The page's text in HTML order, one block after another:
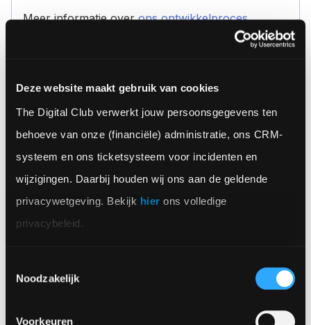
Deze website maakt gebruik van cookies
The Digital Club verwerkt jouw persoonsgegevens ten
behoeve van onze (financiële) administratie, ons CRM-
systeem en ons ticketsysteem voor incidenten en
wijzigingen. Daarbij houden wij ons aan de geldende
privacywetgeving. Bekijk hier ons volledige
privacybeleid.
Noodzakelijk
Voorkeuren
Meer informatie overons ontwikkelproces
Hoe krijg ik updates over mijn
project?
Elke twee weken plannen we een retrospectieve
waarin we gezamenlijk de status en de huidige
werkzaamheden bespreken. Dit is het moment
waarop jij ons van feedback kunt voorzien. Zo
houden we de stip aan de horizon helder en
aan jouw wensen voldoet. Heb je tussentijds
jouw aangewezen projectmanager.